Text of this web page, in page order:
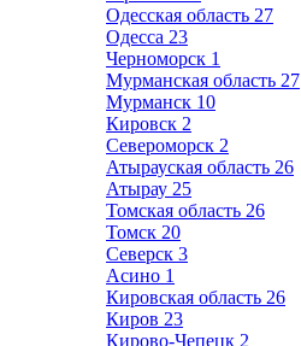
Одесская область 27
Одесса 23
Черноморск 1
Мурманская область 27
Мурманск 10
Кировск 2
Североморск 2
Атырауская область 26
Атырау 25
Томская область 26
Томск 20
Северск 3
Асино 1
Кировская область 26
Киров 23
Кирово-Чепецк 2